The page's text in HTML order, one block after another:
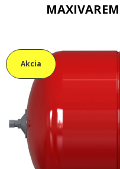
Akcia